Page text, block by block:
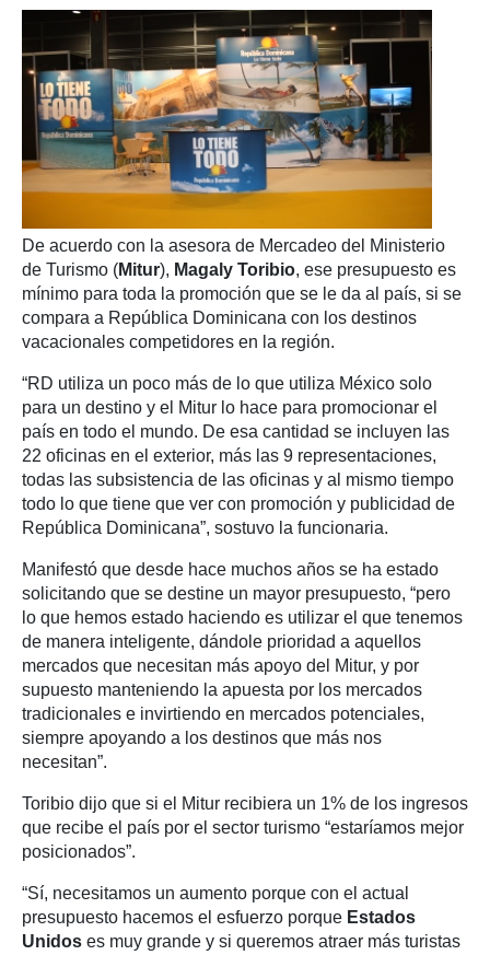
De acuerdo con la asesora de Mercadeo del Ministerio
de Turismo (Mitur), Magaly Toribio, ese presupuesto es
mínimo para toda la promoción que se le da al país, si se
compara a República Dominicana con los destinos
vacacionales competidores en la región.
“RD utiliza un poco más de lo que utiliza México solo
para un destino y el Mitur lo hace para promocionar el
país en todo el mundo. De esa cantidad se incluyen las
22 oficinas en el exterior, más las 9 representaciones,
todas las subsistencia de las oficinas y al mismo tiempo
todo lo que tiene que ver con promoción y publicidad de
República Dominicana”, sostuvo la funcionaria.
Manifestó que desde hace muchos años se ha estado
solicitando que se destine un mayor presupuesto, “pero
lo que hemos estado haciendo es utilizar el que tenemos
de manera inteligente, dándole prioridad a aquellos
mercados que necesitan más apoyo del Mitur, y por
supuesto manteniendo la apuesta por los mercados
tradicionales e invirtiendo en mercados potenciales,
siempre apoyando a los destinos que más nos
necesitan”.
Toribio dijo que si el Mitur recibiera un 1% de los ingresos
que recibe el país por el sector turismo “estaríamos mejor
posicionados”.
“Sí, necesitamos un aumento porque con el actual
presupuesto hacemos el esfuerzo porque Estados
Unidos es muy grande y si queremos atraer más turistas